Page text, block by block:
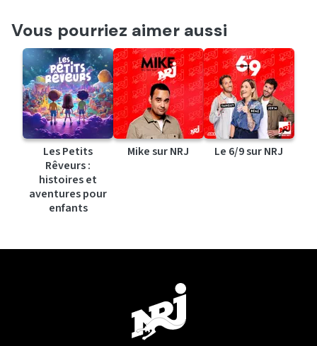
Vous pourriez aimer aussi
Les Petits
Rêveurs :
histoires et
aventures pour
enfants
Mike sur NRJ Le 6/9 sur NRJ